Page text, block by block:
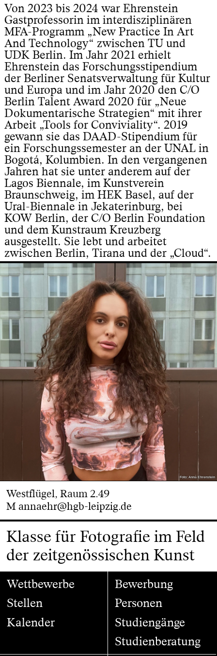
Von 2023 bis 2024 war Ehrenstein
Gastprofessorin im interdisziplinären
MFA-Programm „New Practice In Art
And Technology“ zwischen TU und
UDK Berlin. Im Jahr 2021 erhielt
Ehrenstein das Forschungsstipendium
der Berliner Senatsverwaltung für Kultur
und Europa und im Jahr 2020 den C/O
Berlin Talent Award 2020 für „Neue
Dokumentarische Strategien“ mit ihrer
Arbeit „Tools for Conviviality“. 2019
gewann sie das DAAD-Stipendium für
ein Forschungssemester an der UNAL in
Bogotá, Kolumbien. In den vergangenen
Jahren hat sie unter anderem auf der
Lagos Biennale, im Kunstverein
Braunschweig, im HEK Basel, auf der
Ural-Biennale in Jekaterinburg, bei
KOW Berlin, der C/O Berlin Foundation
und dem Kunstraum Kreuzberg
ausgestellt. Sie lebt und arbeitet
zwischen Berlin, Tirana und der „Cloud“.
Foto: Anna Ehrenstein
Westflügel, Raum 2.49
M annaehr@hgb-leipzig.de
Klasse für Fotografie im Feld
der zeitgenössischen Kunst
Wettbewerbe
Stellen
Kalender
Bewerbung
Personen
Studiengänge
Studienberatung